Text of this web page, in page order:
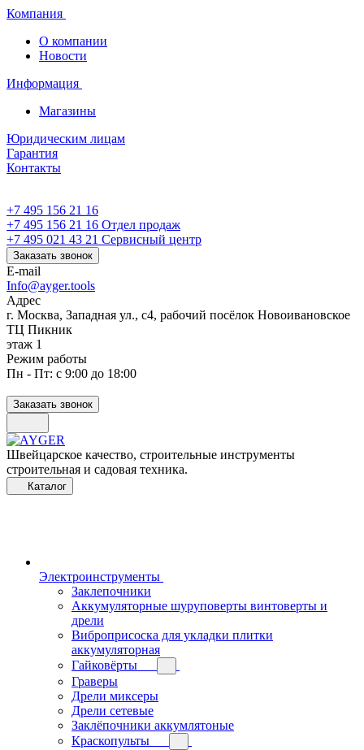
Компания
О компании
Новости
Информация
Магазины
Юридическим лицам
Гарантия
Контакты
+7 495 156 21 16
+7 495 156 21 16 Отдел продаж
+7 495 021 43 21 Cервисный центр
Заказать звонок
E-mail
Info@ayger.tools
Адрес
г. Москва, Западная ул., с4, рабочий посёлок Новоивановское
ТЦ Пикник
этаж 1
Режим работы
Пн - Пт: с 9:00 до 18:00
Заказать звонок
Швейцарское качество, строительные инструменты
строительная и садовая техника.
Каталог
Электроинструменты
Заклепочники
Аккумуляторные шуруповерты винтоверты и
дрели
Виброприсоска для укладки плитки
аккумуляторная
Гайковёрты
Граверы
Дрели миксеры
Дрели сетевые
Заклёпочники аккумлятоные
Краскопульты